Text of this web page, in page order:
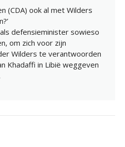
(CDA) ook al met Wilders
defensieminister sowieso
om zich voor zijn
Wilders te verantwoorden
Khadaffi in Libië weggeven